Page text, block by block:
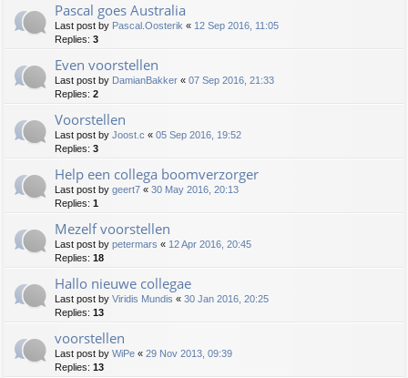
Pascal goes Australia
Last post by Pascal.Oosterik « 12 Sep 2016, 11:05
Replies: 3
Even voorstellen
Last post by DamianBakker « 07 Sep 2016, 21:33
Replies: 2
Voorstellen
Last post by Joost.c « 05 Sep 2016, 19:52
Replies: 3
Help een collega boomverzorger
Last post by geert7 « 30 May 2016, 20:13
Replies: 1
Mezelf voorstellen
Last post by petermars « 12 Apr 2016, 20:45
Replies: 18
Hallo nieuwe collegae
Last post by Viridis Mundis « 30 Jan 2016, 20:25
Replies: 13
voorstellen
Last post by WiPe « 29 Nov 2013, 09:39
Replies: 13